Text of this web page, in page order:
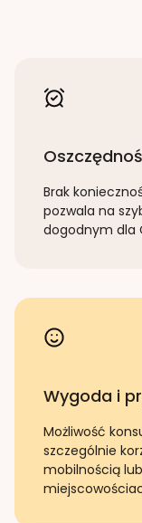
Brak
pozwala na
dogodnym dla
Wygoda i
Możliwość
szczególnie
mobilnością